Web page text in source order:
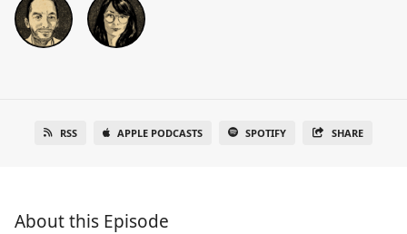
RSS APPLE PODCASTS SPOTIFY SHARE
About this Episode